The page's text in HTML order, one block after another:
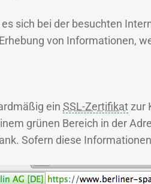
sich bei der besuchten
von Informationen,
ein SSL-Zertifikat zur
grünen Bereich in der
Sofern diese